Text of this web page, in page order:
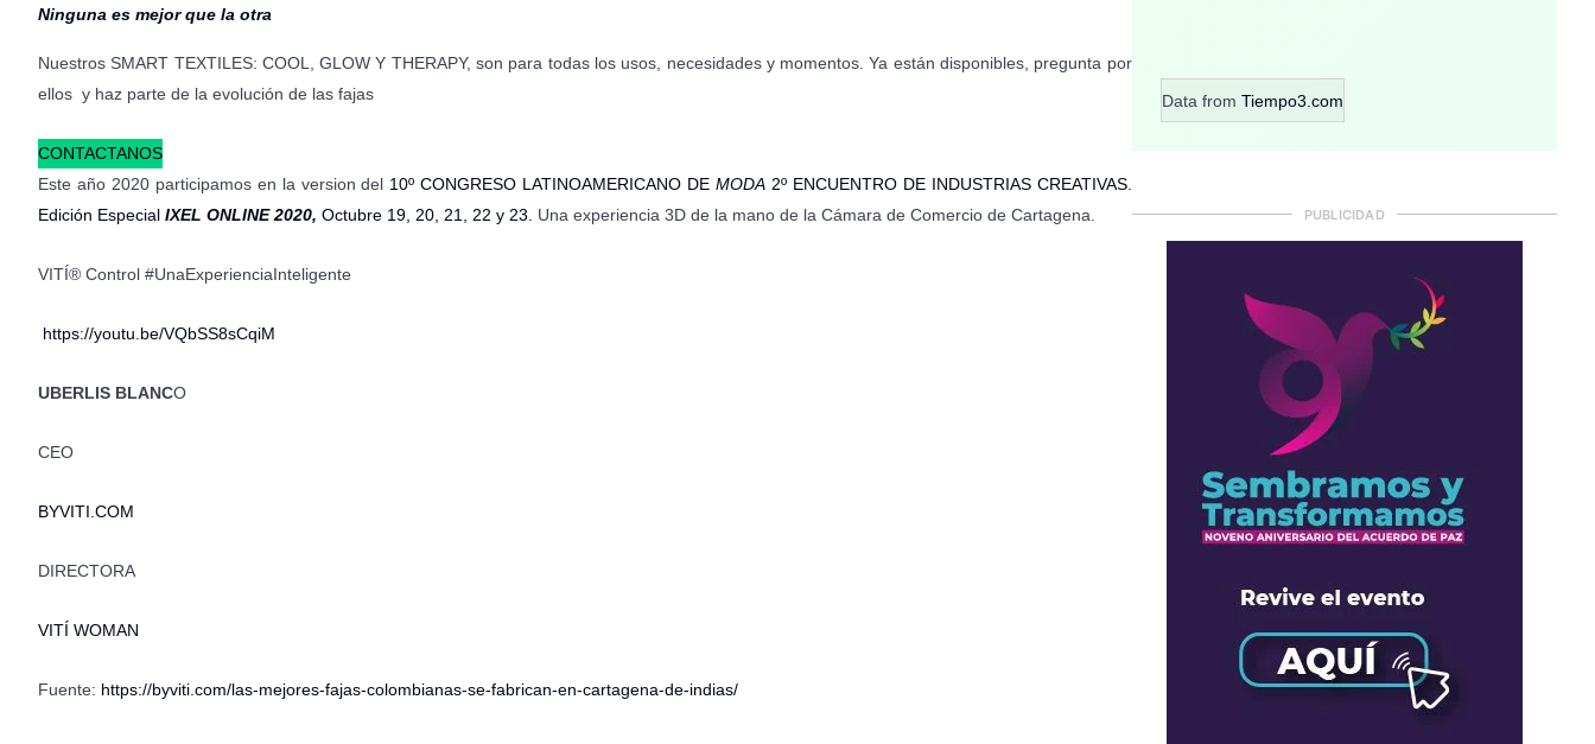
Ninguna es mejor que la otra
Nuestros SMART TEXTILES: COOL, GLOW Y THERAPY, son para todas los usos, necesidades y momentos. Ya están disponibles, pregunta por
ellos y haz parte de la evolución de las fajas
CONTACTANOS
Este año 2020 participamos en la version del 10º CONGRESO LATINOAMERICANO DEMODA 2º ENCUENTRO DE INDUSTRIAS CREATIVAS.
Edición Especial IXEL ONLINE 2020, Octubre 19, 20, 21, 22 y 23. Una experiencia 3D de la mano de la Cámara de Comercio de Cartagena.
VITÍ® Control #UnaExperienciaInteligente
https://youtu.be/VQbSS8sCqiM
UBERLIS BLANCO
CEO
BYVITI.COM
DIRECTORA
VITÍ WOMAN
Fuente: https://byviti.com/las-mejores-fajas-colombianas-se-fabrican-en-cartagena-de-indias/
Data from Tiempo3.com
PUBLICIDAD